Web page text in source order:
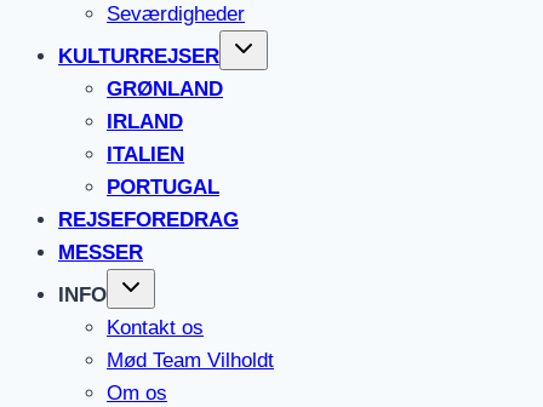
Seværdigheder
KULTURREJSER
GRØNLAND
IRLAND
ITALIEN
PORTUGAL
REJSEFOREDRAG
MESSER
INFO
Kontakt os
Mød Team Vilholdt
Om os